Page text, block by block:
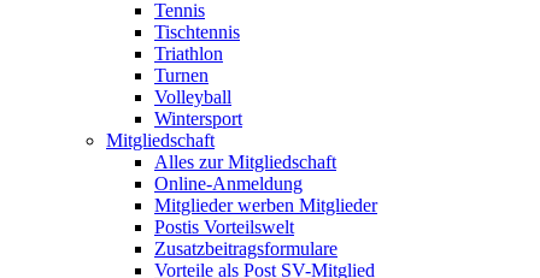
Tennis
Tischtennis
Triathlon
Turnen
Volleyball
Wintersport
Mitgliedschaft
Alles zur Mitgliedschaft
Online-Anmeldung
Mitglieder werben Mitglieder
Postis Vorteilswelt
Zusatzbeitragsformulare
Vorteile als Post SV-Mitglied